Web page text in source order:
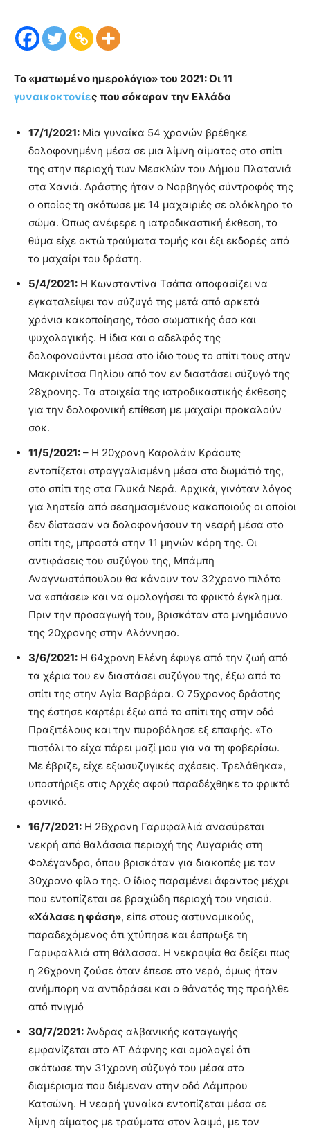
Το «ματωμένο ημερολόγιο» του 2021: Οι 11
γυναικοκτονίες που σόκαραν την Ελλάδα
17/1/2021: Μία γυναίκα 54 χρονών βρέθηκε
δολοφονημένη μέσα σε μια λίμνη αίματος στο σπίτι
της στην περιοχή των Μεσκλών του Δήμου Πλατανιά
στα Χανιά. Δράστης ήταν ο Νορβηγός σύντροφός της
ο οποίος τη σκότωσε με 14 μαχαιριές σε ολόκληρο το
σώμα. Όπως ανέφερε η ιατροδικαστική έκθεση, το
θύμα είχε οκτώ τραύματα τομής και έξι εκδορές από
το μαχαίρι του δράστη.
5/4/2021: Η Κωνσταντίνα Τσάπα αποφασίζει να
εγκαταλείψει τον σύζυγό της μετά από αρκετά
χρόνια κακοποίησης, τόσο σωματικής όσο και
ψυχολογικής. Η ίδια και ο αδελφός της
δολοφονούνται μέσα στο ίδιο τους το σπίτι τους στην
Μακρινίτσα Πηλίου από τον εν διαστάσει σύζυγό της
28χρονης. Τα στοιχεία της ιατροδικαστικής έκθεσης
για την δολοφονική επίθεση με μαχαίρι προκαλούν
σοκ.
11/5/2021: – Η 20χρονη Καρολάιν Κράουτς
εντοπίζεται στραγγαλισμένη μέσα στο δωμάτιό της,
στο σπίτι της στα Γλυκά Νερά. Αρχικά, γινόταν λόγος
για ληστεία από σεσημασμένους κακοποιούς οι οποίοι
δεν δίστασαν να δολοφονήσουν τη νεαρή μέσα στο
σπίτι της, μπροστά στην 11 μηνών κόρη της. Οι
αντιφάσεις του συζύγου της, Μπάμπη
Αναγνωστόπουλου θα κάνουν τον 32χρονο πιλότο
να «σπάσει» και να ομολογήσει το φρικτό έγκλημα.
Πριν την προσαγωγή του, βρισκόταν στο μνημόσυνο
της 20χρονης στην Αλόννησο.
3/6/2021: Η 64χρονη Ελένη έφυγε από την ζωή από
τα χέρια του εν διαστάσει συζύγου της, έξω από το
σπίτι της στην Αγία Βαρβάρα. Ο 75χρονος δράστης
της έστησε καρτέρι έξω από το σπίτι της στην οδό
Πραξιτέλους και την πυροβόλησε εξ επαφής. «Το
πιστόλι το είχα πάρει μαζί μου για να τη φοβερίσω.
Με έβριζε, είχε εξωσυζυγικές σχέσεις. Τρελάθηκα»,
υποστήριξε στις Αρχές αφού παραδέχθηκε το φρικτό
φονικό.
16/7/2021: Η 26χρονη Γαρυφαλλιά ανασύρεται
νεκρή από θαλάσσια περιοχή της Λυγαριάς στη
Φολέγανδρο, όπου βρισκόταν για διακοπές με τον
30χρονο φίλο της. Ο ίδιος παραμένει άφαντος μέχρι
που εντοπίζεται σε βραχώδη περιοχή του νησιού.
«Χάλασε η φάση», είπε στους αστυνομικούς,
παραδεχόμενος ότι χτύπησε και έσπρωξε τη
Γαρυφαλλιά στη θάλασσα. Η νεκροψία θα δείξει πως
η 26χρονη ζούσε όταν έπεσε στο νερό, όμως ήταν
ανήμπορη να αντιδράσει και ο θάνατός της προήλθε
από πνιγμό
30/7/2021: Άνδρας αλβανικής καταγωγής
εμφανίζεται στο ΑΤ Δάφνης και ομολογεί ότι
σκότωσε την 31χρονη σύζυγό του μέσα στο
διαμέρισμα που διέμεναν στην οδό Λάμπρου
Κατσώνη. Η νεαρή γυναίκα εντοπίζεται μέσα σε
λίμνη αίματος με τραύματα στον λαιμό, με τον